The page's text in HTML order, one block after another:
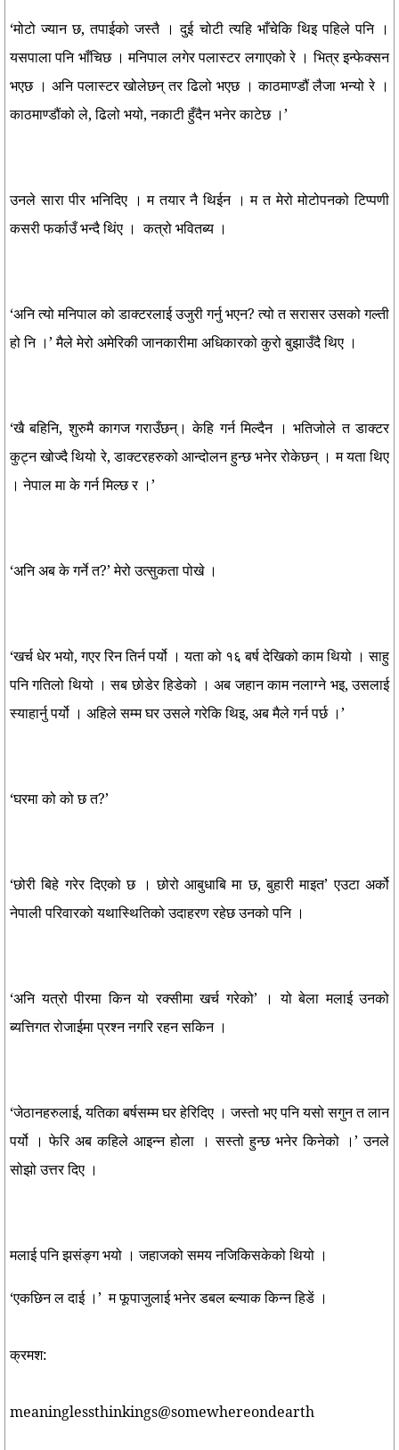
‘मोटो ज्यान छ, तपाईको जस्तै । दुई चोटी त्यहि भाँचेकि थिइ पहिले पनि ।
यसपाला पनि भाँचिछ । मनिपाल लगेर पलास्टर लगाएको रे । भित्र इन्फेक्सन
भएछ । अनि पलास्टर खोलेछन् तर ढिलो भएछ । काठमाण्डौं लैजा भन्यो रे ।
काठमाण्डौंको ले, ढिलो भयो, नकाटी हुँदैन भनेर काटेछ ।’
उनले सारा पीर भनिदिए । म तयार नै थिईन । म त मेरो मोटोपनको टिप्पणी
कसरी फर्काउँ भन्दै थिंए । कत्रो भवितब्य ।
‘अनि त्यो मनिपाल को डाक्टरलाई उजुरी गर्नु भएन? त्यो त सरासर उसको गल्ती
हो नि ।’ मैले मेरो अमेरिकी जानकारीमा अधिकारको कुरो बुझाउँदै थिए ।
‘खै बहिनि, शुरुमै कागज गराउँछन्। केहि गर्न मिल्दैन । भतिजोले त डाक्टर
कुट्न खोज्दै थियो रे, डाक्टरहरुको आन्दोलन हुन्छ भनेर रोकेछन् । म यता थिए
। नेपाल मा के गर्न मिल्छ र ।’
‘अनि अब के गर्ने त?’ मेरो उत्सुकता पोखे ।
‘खर्च धेर भयो, गएर रिन तिर्न पर्यो । यता को १६ बर्ष देखिको काम थियो । साहु
पनि गतिलो थियो । सब छोडेर हिडेको । अब जहान काम नलाग्ने भइ, उसलाई
स्याहार्नु पर्यो । अहिले सम्म घर उसले गरेकि थिइ, अब मैले गर्न पर्छ ।’
‘घरमा को को छ त?’
‘छोरी बिहे गरेर दिएको छ । छोरो आबुधाबि मा छ, बुहारी माइत’ एउटा अर्को
नेपाली परिवारको यथास्थितिको उदाहरण रहेछ उनको पनि ।
‘अनि यत्रो पीरमा किन यो रक्सीमा खर्च गरेको’ । यो बेला मलाई उनको
ब्यत्तिगत रोजाईमा प्रश्न नगरि रहन सकिन ।
‘जेठानहरुलाई, यतिका बर्षसम्म घर हेरिदिए । जस्तो भए पनि यसो सगुन त लान
पर्यो । फेरि अब कहिले आइन्न होला । सस्तो हुन्छ भनेर किनेको ।’ उनले
सोझो उत्तर दिए ।
मलाई पनि झसंङ्ग भयो । जहाजको समय नजिकिसकेको थियो ।
‘एकछिन ल दाई ।’ म फूपाजुलाई भनेर डबल ब्ल्याक किन्न हिडें ।
क्रमश:
meaninglessthinkings@somewhereondearth